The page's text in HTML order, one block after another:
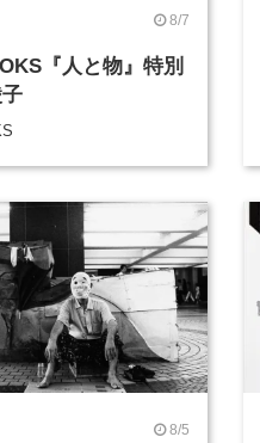
8/7
『人と物』特別
8/5